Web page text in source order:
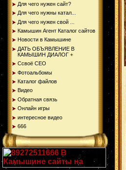
Для чего нужен сайт?
Для чего нужны катал...
Для чего нужен свой ...
Камышин Агент Каталог сайтов
Новости в Камышине
ДАТЬ ОБЪЯВЛЕНИЕ В
КАМЫШИН ДИАЛОГ +
Ссвоё СЕО
Фотоальбомы
Каталог файлов
Видео
Обратная связь
Онлайн игры
интересное видео
666